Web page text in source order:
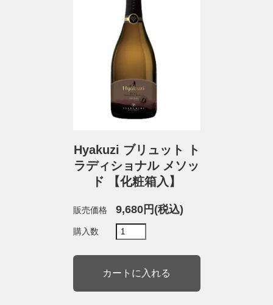
Hyakuzi ブリュット ト
ラディショナル メソッ
ド 【化粧箱入】
販売価格 9,680円(税込)
購入数